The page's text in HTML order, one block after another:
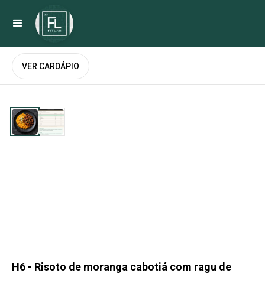
VER CARDÁPIO
H6 - Risoto de moranga cabotiá com ragu de